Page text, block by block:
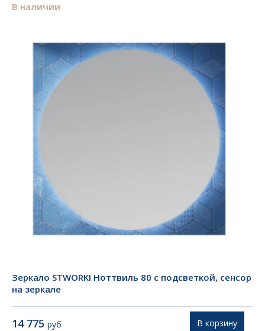
В наличии
Зеркало STWORKI Ноттвиль 80 с подсветкой, сенсор
на зеркале
14 775 руб В корзину